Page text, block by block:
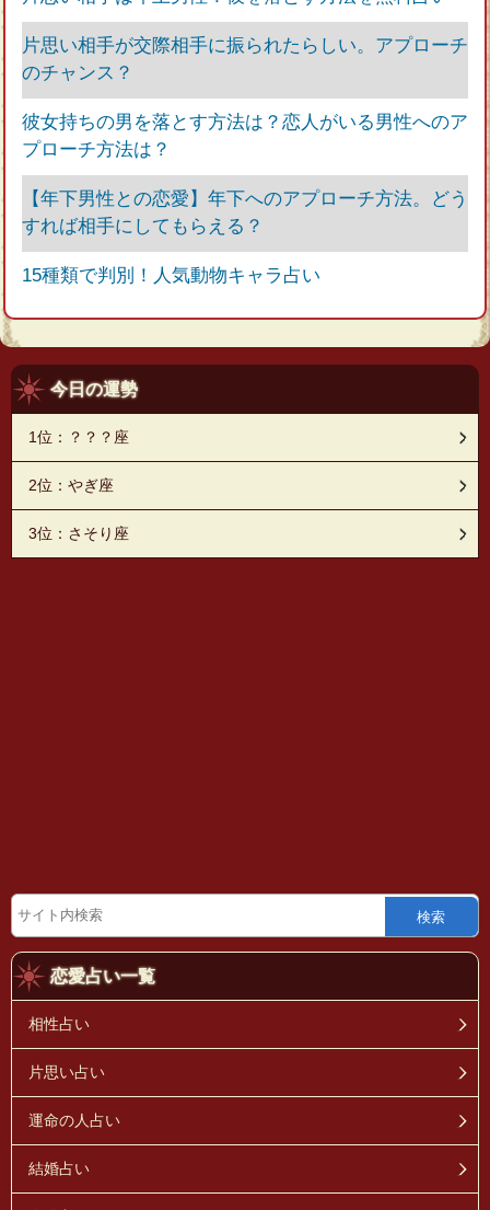
片思い相手が交際相手に振られたらしい。アプローチ
のチャンス？
彼女持ちの男を落とす方法は？恋人がいる男性へのア
プローチ方法は？
【年下男性との恋愛】年下へのアプローチ方法。どう
すれば相手にしてもらえる？
15種類で判別！人気動物キャラ占い
今日の運勢
1位：？？？座
2位：やぎ座
3位：さそり座
検索
恋愛占い一覧
相性占い
片思い占い
運命の人占い
結婚占い